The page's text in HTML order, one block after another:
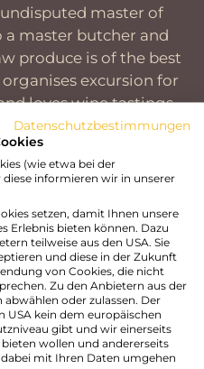
master of
a master butcher and
produce is of the best
excursion for
loves wine tastings.
there for her
a lot of her time
and around the hotel.
to be an "Omi" and
and
children.
Datenschutzbestimmungen
(wie etwa bei der
informieren wir in unserer
setzen, damit Ihnen unsere
Erlebnis bieten können. Dazu
teilweise aus den USA. Sie
und diese in der Zukunft
von Cookies, die nicht
Zu den Anbietern aus der
abwählen oder zulassen. Der
USA kein dem europäischen
gibt und wir einerseits
wollen und andererseits
mit Ihren Daten umgehen